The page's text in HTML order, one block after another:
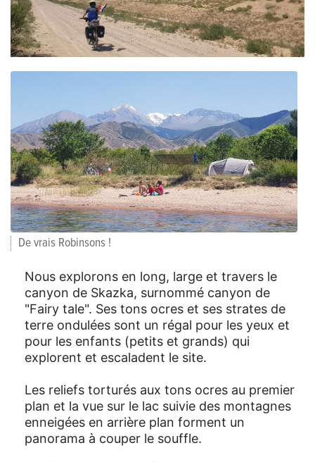
De vrais Robinsons !
Nous explorons en long, large et travers le
canyon de Skazka, surnommé canyon de
"Fairy tale". Ses tons ocres et ses strates de
terre ondulées sont un régal pour les yeux et
pour les enfants (petits et grands) qui
explorent et escaladent le site.
Les reliefs torturés aux tons ocres au premier
plan et la vue sur le lac suivie des montagnes
enneigées en arrière plan forment un
panorama à couper le souffle.